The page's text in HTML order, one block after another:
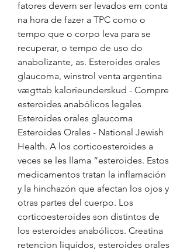
fatores devem ser levados em conta
na hora de fazer a TPC como o
tempo que o corpo leva para se
recuperar, o tempo de uso do
anabolizante, as. Esteroides orales
glaucoma, winstrol venta argentina
vægttab kalorieunderskud - Compre
esteroides anabólicos legales
Esteroides orales glaucoma
Esteroides Orales - National Jewish
Health. A los corticoesteroides a
veces se les llama “esteroides. Estos
medicamentos tratan la inflamación
y la hinchazón que afectan los ojos y
otras partes del cuerpo. Los
corticoesteroides son distintos de
los esteroides anabólicos. Creatina
retencion liquidos, esteroides orales